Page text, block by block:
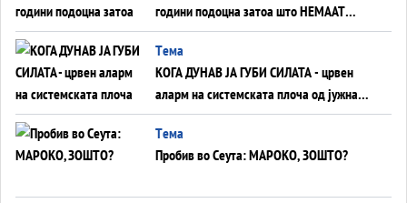
години подоцна затоа што НЕМААТ
ВНУЦИ ДА ГИ ЗАМЕНАТ
Tема
КОГА ДУНАВ ЈА ГУБИ СИЛАТА - црвен
аларм на системската плоча од јужна
Германија до Црното Море...
Tема
Пробив во Сеута: МАРОКО, ЗОШТО?